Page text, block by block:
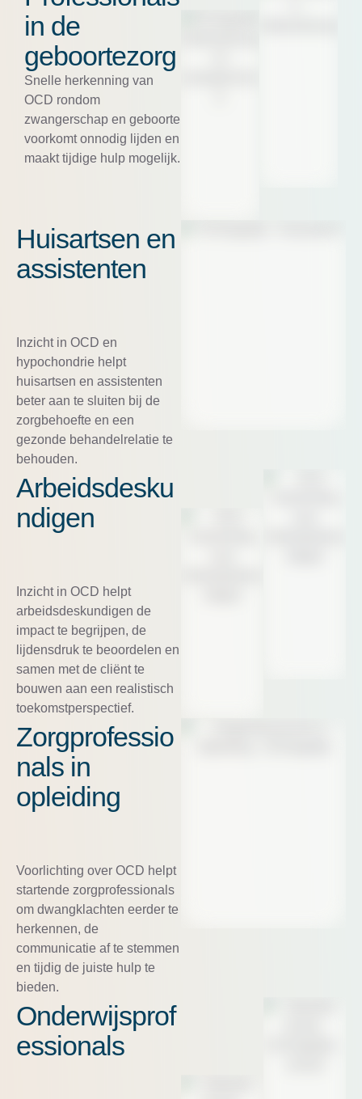
in de
geboortezorg
Snelle herkenning van
OCD rondom
zwangerschap en geboorte
voorkomt onnodig lijden en
maakt tijdige hulp mogelijk.
Huisartsen en
assistenten
Inzicht in OCD en
hypochondrie helpt
huisartsen en assistenten
beter aan te sluiten bij de
zorgbehoefte en een
gezonde behandelrelatie te
behouden.
Arbeidsdesku
ndigen
Inzicht in OCD helpt
arbeidsdeskundigen de
impact te begrijpen, de
lijdensdruk te beoordelen en
samen met de cliënt te
bouwen aan een realistisch
toekomstperspectief.
Zorgprofessio
nals in
opleiding
Voorlichting over OCD helpt
startende zorgprofessionals
om dwangklachten eerder te
herkennen, de
communicatie af te stemmen
en tijdig de juiste hulp te
bieden.
Onderwijsprof
essionals